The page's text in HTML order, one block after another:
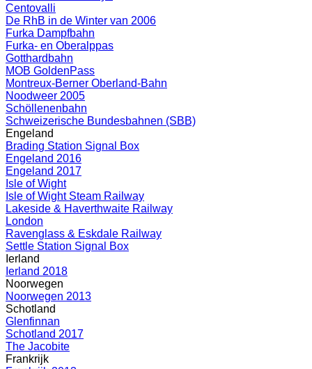
Centovalli
De RhB in de Winter van 2006
Furka Dampfbahn
Furka- en Oberalppas
Gotthardbahn
MOB GoldenPass
Montreux-Berner Oberland-Bahn
Noodweer 2005
Schöllenenbahn
Schweizerische Bundesbahnen (SBB)
Engeland
Brading Station Signal Box
Engeland 2016
Engeland 2017
Isle of Wight
Isle of Wight Steam Railway
Lakeside & Haverthwaite Railway
London
Ravenglass & Eskdale Railway
Settle Station Signal Box
Ierland
Ierland 2018
Noorwegen
Noorwegen 2013
Schotland
Glenfinnan
Schotland 2017
The Jacobite
Frankrijk